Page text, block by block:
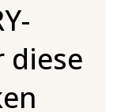
diese